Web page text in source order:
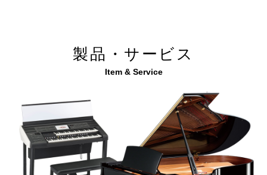
製品・サービス
Item & Service